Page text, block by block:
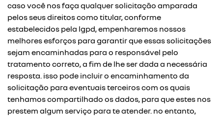
caso você nos faça qualquer solicitação amparada
pelos seus direitos como titular, conforme
estabelecidos pela lgpd, empenharemos nossos
melhores esforços para garantir que essas solicitações
sejam encaminhadas para o responsável pelo
tratamento correto, a fim de lhe ser dada a necessária
resposta. isso pode incluir o encaminhamento da
solicitação para eventuais terceiros com os quais
tenhamos compartilhado os dados, para que estes nos
prestem algum serviço para te atender. no entanto,